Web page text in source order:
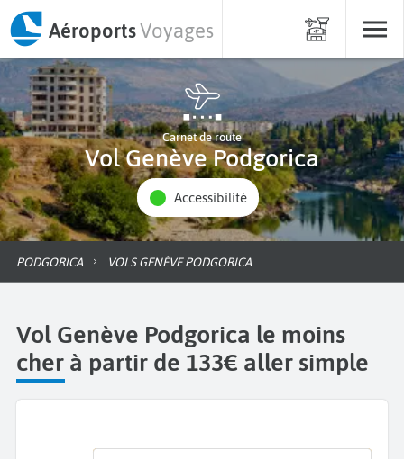
AéroportsVoyages
Carnet de route
Vol Genève Podgorica
Accessibilité
PODGORICA VOLS GENÈVE PODGORICA
Vol Genève Podgorica le moins
cher à partir de 133€ aller simple